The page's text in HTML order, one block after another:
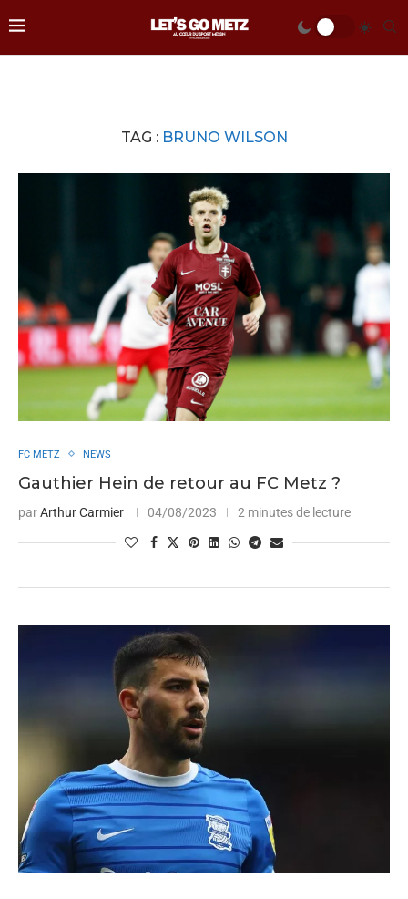
TAG : BRUNO WILSON
FC METZ NEWS
Gauthier Hein de retour au FC Metz ?
parArthur Carmier 04/08/2023 2 minutes de lecture